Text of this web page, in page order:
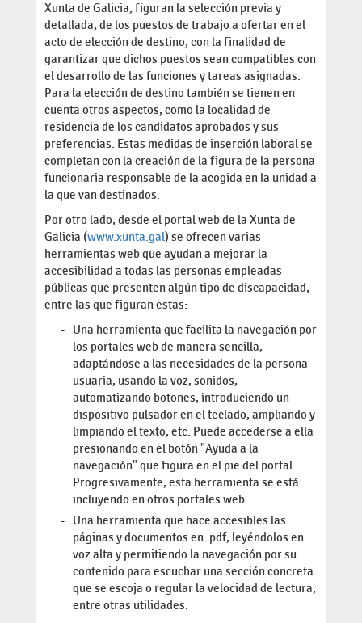
Xunta de Galicia, figuran la selección previa y
detallada, de los puestos de trabajo a ofertar en el
acto de elección de destino, con la finalidad de
garantizar que dichos puestos sean compatibles con
el desarrollo de las funciones y tareas asignadas.
Para la elección de destino también se tienen en
cuenta otros aspectos, como la localidad de
residencia de los candidatos aprobados y sus
preferencias. Estas medidas de inserción laboral se
completan con la creación de la figura de la persona
funcionaria responsable de la acogida en la unidad a
la que van destinados.
Por otro lado, desde el portal web de la Xunta de
Galicia (www.xunta.gal) se ofrecen varias
herramientas web que ayudan a mejorar la
accesibilidad a todas las personas empleadas
públicas que presenten algún tipo de discapacidad,
entre las que figuran estas:
Una herramienta que facilita la navegación por
los portales web de manera sencilla,
adaptándose a las necesidades de la persona
usuaria, usando la voz, sonidos,
automatizando botones, introduciendo un
dispositivo pulsador en el teclado, ampliando y
limpiando el texto, etc. Puede accederse a ella
presionando en el botón "Ayuda a la
navegación" que figura en el pie del portal.
Progresivamente, esta herramienta se está
incluyendo en otros portales web.
Una herramienta que hace accesibles las
páginas y documentos en .pdf, leyéndolos en
voz alta y permitiendo la navegación por su
contenido para escuchar una sección concreta
que se escoja o regular la velocidad de lectura,
entre otras utilidades.